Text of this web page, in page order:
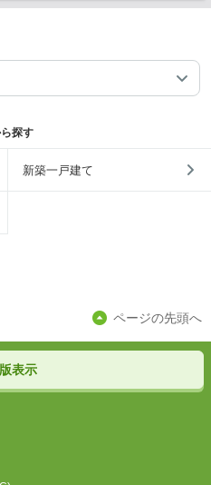
探す
新築一戸建て
ページの先頭へ
表示